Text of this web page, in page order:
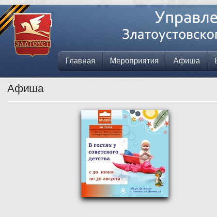
Главная Мероприятия Афиша
Афиша